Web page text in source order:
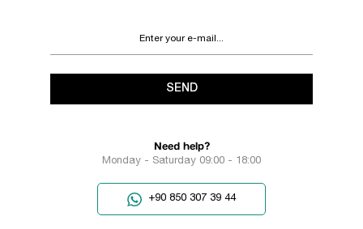
SEND
Need help?
Monday - Saturday 09:00 - 18:00
+90 850 307 39 44